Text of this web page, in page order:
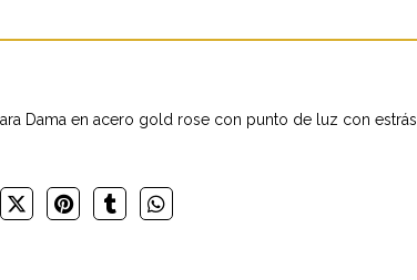
Dama en acero gold rose con punto de luz con estrás